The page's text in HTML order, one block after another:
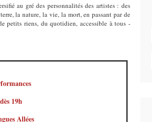
au gré des personnalités des artistes : des
la nature, la vie, la mort, en passant par de
petits riens, du quotidien, accessible à tous -
dès 19h
Allées